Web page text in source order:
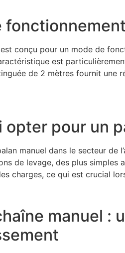
conçu pour un mode de
est
de 2 mètres fournit une
opter pour un
manuel dans le secteur
de levage, des plus simples
charges, ce qui est crucial
manuel :